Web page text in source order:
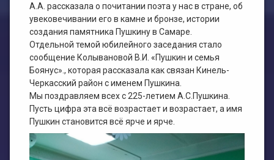
А.А. рассказала о почитании поэта у нас в стране, об
увековечивании его в камне и бронзе, истории
создания памятника Пушкину в Самаре.
Отдельной темой юбилейного заседания стало
сообщение Колывановой В.И. «Пушкин и семья
Боянус»., которая рассказала как связан Кинель-
Черкасский район с именем Пушкина.
Мы поздравляем всех с 225-летием А.С.Пушкина.
Пусть цифра эта всё возрастает и возрастает, а имя
Пушкин становится всё ярче и ярче.